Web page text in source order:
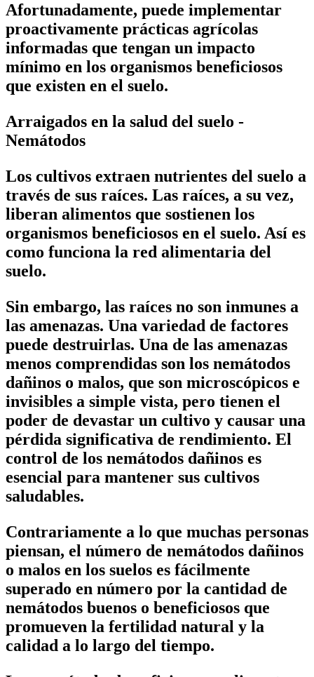
Afortunadamente, puede implementar
proactivamente prácticas agrícolas
informadas que tengan un impacto
mínimo en los organismos beneficiosos
que existen en el suelo.
Arraigados en la salud del suelo -
Nemátodos
Los cultivos extraen nutrientes del suelo a
través de sus raíces. Las raíces, a su vez,
liberan alimentos que sostienen los
organismos beneficiosos en el suelo. Así es
como funciona la red alimentaria del
suelo.
Sin embargo, las raíces no son inmunes a
las amenazas. Una variedad de factores
puede destruirlas. Una de las amenazas
menos comprendidas son los nemátodos
dañinos o malos, que son microscópicos e
invisibles a simple vista, pero tienen el
poder de devastar un cultivo y causar una
pérdida significativa de rendimiento. El
control de los nemátodos dañinos es
esencial para mantener sus cultivos
saludables.
Contrariamente a lo que muchas personas
piensan, el número de nemátodos dañinos
o malos en los suelos es fácilmente
superado en número por la cantidad de
nemátodos buenos o beneficiosos que
promueven la fertilidad natural y la
calidad a lo largo del tiempo.